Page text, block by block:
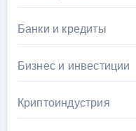
Банки и кредиты
Бизнес и инвестиции
Криптоиндустрия